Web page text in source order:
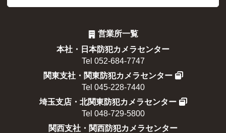
営業所一覧
本社・日本防犯カメラセンター
Tel 052-684-7747
関東支社・関東防犯カメラセンター
Tel 045-228-7440
埼玉支店・北関東防犯カメラセンター
Tel 048-729-5800
関西支社・関西防犯カメラセンター